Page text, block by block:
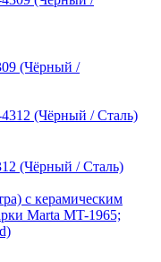
(Чёрный /
(Чёрный / Сталь)